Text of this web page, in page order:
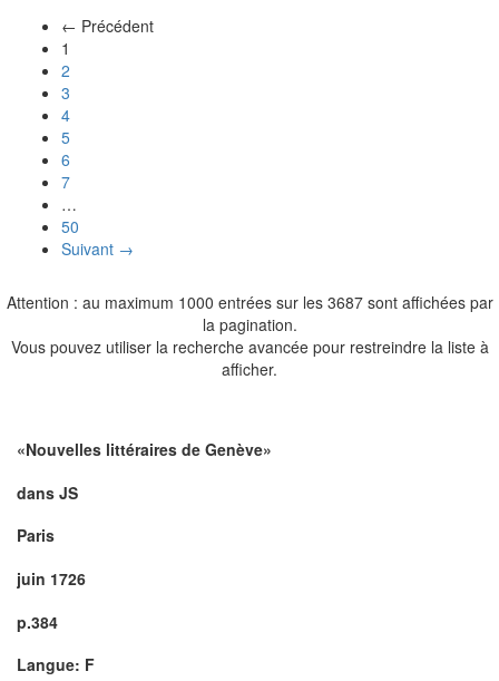
← Précédent
1
2
3
4
5
6
7
…
50
Suivant →
Attention : au maximum 1000 entrées sur les 3687 sont affichées par
la pagination.
Vous pouvez utiliser la recherche avancée pour restreindre la liste à
afficher.
«Nouvelles littéraires de Genève»
dans JS
Paris
juin 1726
p.384
Langue: F